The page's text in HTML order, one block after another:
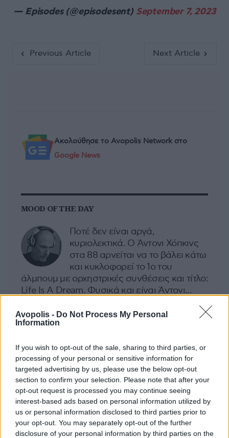
Avopolis - Do Not Process My Personal
Information
If you wish to opt-out of the sale, sharing to third parties, or
processing of your personal or sensitive information for
targeted advertising by us, please use the below opt-out
section to confirm your selection. Please note that after your
opt-out request is processed you may continue seeing
interest-based ads based on personal information utilized by
us or personal information disclosed to third parties prior to
your opt-out. You may separately opt-out of the further
disclosure of your personal information by third parties on the
— Episodes (@episodesent) September 7, 2023
Previous Article Next Article
Ακολούθησε το Avopolis Network στο
Google News
MOOD OF THE DAY
Ποτέ δεν είναι αργά,
κυριολεκτικά. Ο Άντονι Χόπκινς
στα 88 αρνείται να το βάλει κάτω
και κυκλοφορεί το 1ο του
άλμπουμ με ορχηστρικές συνθέσεις και τίτλο:
Life Is A Dream. Φυσικά και είναι Άντονι...